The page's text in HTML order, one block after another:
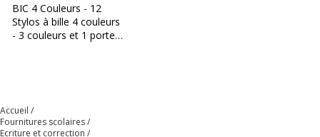
BIC 4 Couleurs - 12
Stylos à bille 4 couleurs
- 3 couleurs et 1 porte-
Accueil
Fournitures scolaires
Ecriture et correction